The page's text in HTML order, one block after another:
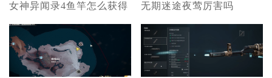
女神异闻录4鱼竿怎么获得 无期迷途夜莺厉害吗